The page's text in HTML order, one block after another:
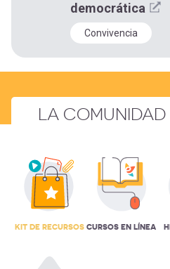
democrática
Convivencia
LA COMUNIDAD
KIT DE RECURSOS CURSOS EN LÍNEA